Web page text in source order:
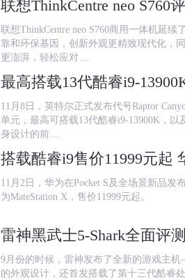
联想ThinkCentre neo S760商用一体机延续
靠和环保基因，创新外观更精致现代化，
更澎湃，轻松应对…
11月8日，英特尔正式发布代号Raptor
单元，最高可搭载13代酷睿i9-13900K，
身设计的前…
搭载酷睿i9售价11999元起
11月2日，华为在Pocket S及全场景新品
为MateStation X，售价11999元起。
9月份的时候，雷神发布了全新的游戏主
的外观设计，还首发搭载了第十三代酷睿